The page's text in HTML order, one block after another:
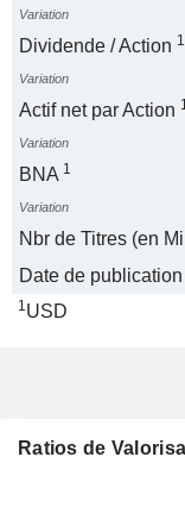
Variation
Dividende / Action 1
Variation
Actif net par Action
Variation
BNA 1
Variation
Nbr de Titres (en
Date de publication
1USD
Ratios de